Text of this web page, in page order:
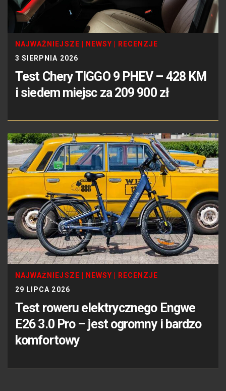
NAJWAŻNIEJSZE NEWSY
RECENZJE
3 SIERPNIA 2026
Test Chery TIGGO 9 PHEV – 428 KM
i siedem miejsc za 209 900 zł
NAJWAŻNIEJSZE NEWSY
RECENZJE
29 LIPCA 2026
Test roweru elektrycznego Engwe
E26 3.0 Pro – jest ogromny i bardzo
komfortowy